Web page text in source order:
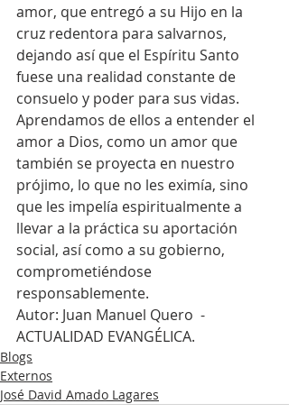
amor, que entregó a su Hijo en la
cruz redentora para salvarnos,
dejando así que el Espíritu Santo
fuese una realidad constante de
consuelo y poder para sus vidas.
Aprendamos de ellos a entender el
amor a Dios, como un amor que
también se proyecta en nuestro
prójimo, lo que no les eximía, sino
que les impelía espiritualmente a
llevar a la práctica su aportación
social, así como a su gobierno,
comprometiéndose
responsablemente.
Autor: Juan Manuel Quero  -
ACTUALIDAD EVANGÉLICA.
Blogs
Externos
José David Amado Lagares